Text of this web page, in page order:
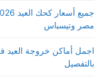
مصر وتيسباس
بالتفصيل